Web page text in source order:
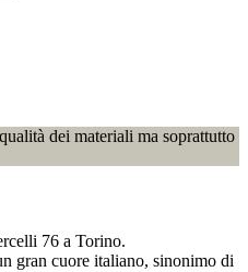
dei materiali ma soprattutto
76 a Torino.
gran cuore italiano, sinonimo di